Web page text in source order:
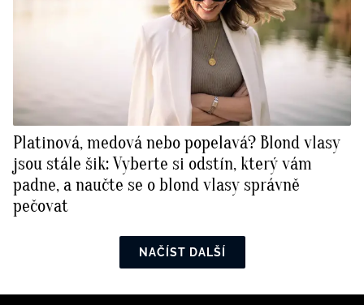
Platinová, medová nebo popelavá? Blond vlasy
jsou stále šik: Vyberte si odstín, který vám
padne, a naučte se o blond vlasy správně
pečovat
NAČÍST DALŠÍ